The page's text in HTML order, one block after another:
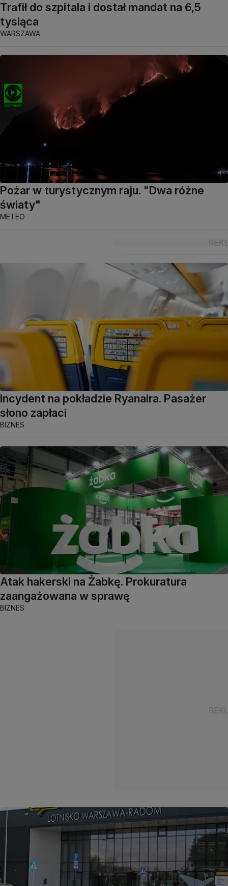
Trafił do szpitala i dostał mandat na 6,5
tysiąca
WARSZAWA
Pożar w turystycznym raju. "Dwa różne
światy"
METEO
Incydent na pokładzie Ryanaira. Pasażer
słono zapłaci
BIZNES
Atak hakerski na Żabkę. Prokuratura
zaangażowana w sprawę
BIZNES